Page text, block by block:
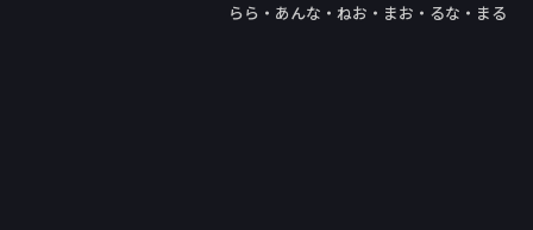
らら・あんな・ねお・まお・るな・まる